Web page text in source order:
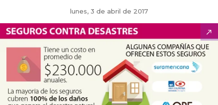
lunes, 3 de abril de 2017